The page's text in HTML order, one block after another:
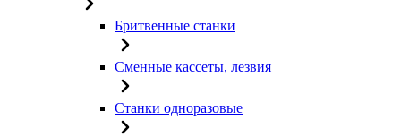
Бритвенные станки
Сменные кассеты, лезвия
Станки одноразовые